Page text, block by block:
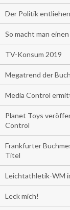
Der Politik
So macht man
TV-Konsum 2019
Megatrend der
Media Control
Planet Toys
Control
Frankfurter
Titel
Leichtathletik-WM
Leck mich!